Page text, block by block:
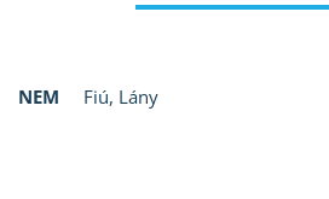
NEM Fiú, Lány